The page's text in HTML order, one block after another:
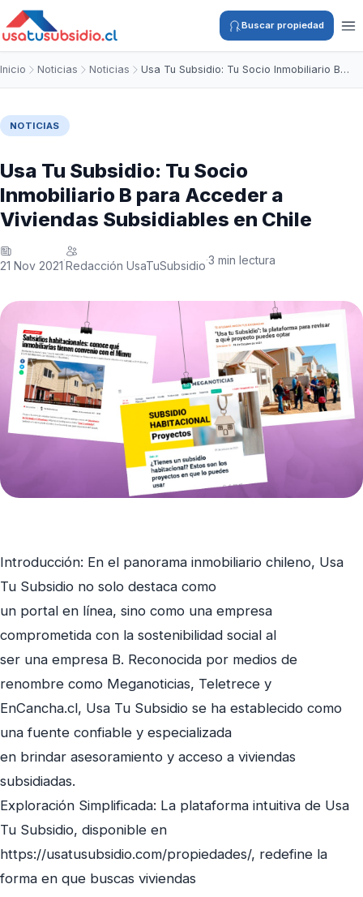
Buscar propiedad
Inicio Noticias Noticias Usa Tu Subsidio: Tu Socio Inmobiliario B…
NOTICIAS
Usa Tu Subsidio: Tu Socio
Inmobiliario B para Acceder a
Viviendas Subsidiables en Chile
21 Nov 2021·Redacción UsaTuSubsidio·3 min lectura
Introducción: En el panorama inmobiliario chileno, Usa
Tu Subsidio no solo destaca como
un portal en línea, sino como una empresa
comprometida con la sostenibilidad social al
ser una empresa B. Reconocida por medios de
renombre como Meganoticias, Teletrece y
EnCancha.cl, Usa Tu Subsidio se ha establecido como
una fuente confiable y especializada
en brindar asesoramiento y acceso a viviendas
subsidiadas.
Exploración Simplificada: La plataforma intuitiva de Usa
Tu Subsidio, disponible en
https://usatusubsidio.com/propiedades/, redefine la
forma en que buscas viviendas